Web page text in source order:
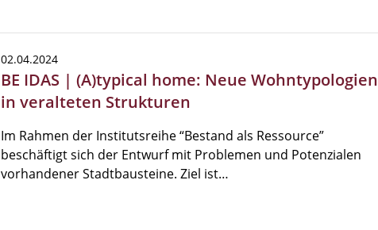
02.04.2024
BE IDAS | (A)typical home: Neue Wohntypologien
in veralteten Strukturen
Im Rahmen der Institutsreihe “Bestand als Ressource”
beschäftigt sich der Entwurf mit Problemen und Potenzialen
vorhandener Stadtbausteine. Ziel ist…